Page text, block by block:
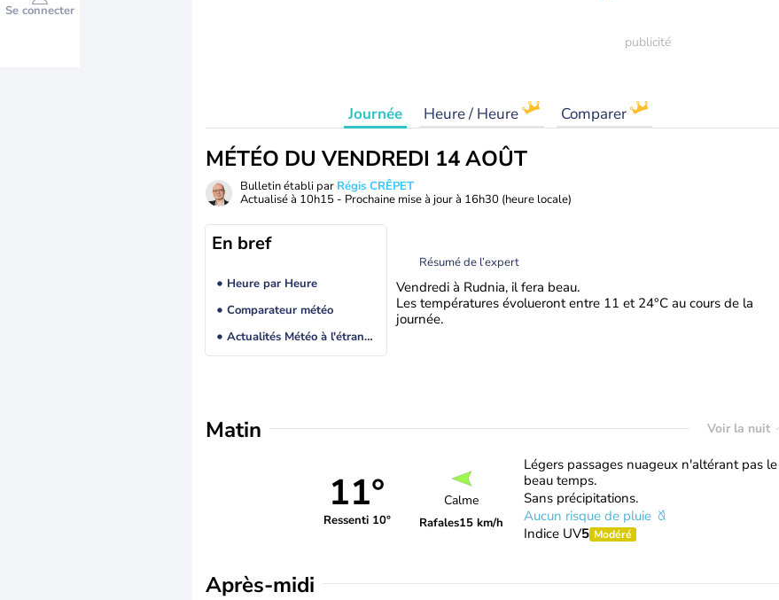
Se connecter
Journée Heure / Heure Comparer
MÉTÉO DU VENDREDI 14 AOÛT
Bulletin établi par Régis CRÊPET
Actualisé à 10h15 - Prochaine mise à jour à 16h30 (heure locale)
En bref
Heure par Heure
Comparateur météo
Actualités Météo à l'étranger
Résumé de l’expert
Vendredi à Rudnia, il fera beau.
Les températures évolueront entre 11 et 24°C au cours de la
journée.
Matin Voir la nuit
11°
Ressenti 10°
Calme
Rafales15 km/h
Légers passages nuageux n'altérant pas le
beau temps.
Sans précipitations.
Aucun risque de pluie
Indice UV5 Modéré
Après-midi